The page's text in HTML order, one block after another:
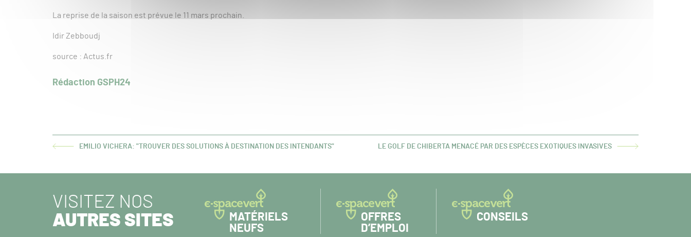
La reprise de la saison est prévue le 11 mars prochain.
Idir Zebboudj
source : Actus.fr
Rédaction GSPH24
ARTICLEEMILIO VICHERA: "TROUVER DES SOLUTIONS À DESTINATION DES INTENDANTS"
ARTICLE
LE GOLF DE CHIBERTA MENACÉ PAR DES ESPÈCES EXOTIQUES INVASIVES
VISITEZ NOS
AUTRES SITES
MATÉRIELS
NEUFS
OFFRES
D’EMPLOI
CONSEILS